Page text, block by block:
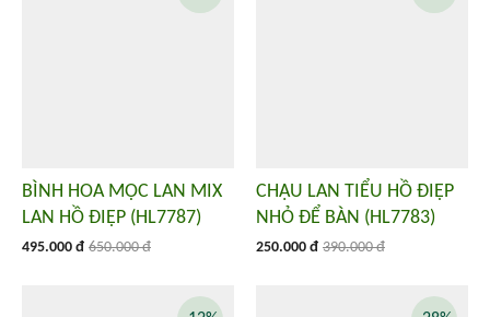
BÌNH HOA MỘC LAN MIX
LAN HỒ ĐIỆP (HL7787)
495.000 đ 650.000 đ
CHẬU LAN TIỂU HỒ ĐIỆP
NHỎ ĐỂ BÀN (HL7783)
250.000 đ 390.000 đ